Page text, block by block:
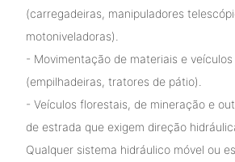
(carregadeiras, manipuladores
motoniveladoras).
- Movimentação de materiais e
(empilhadeiras, tratores de pátio).
- Veículos florestais, de mineração e
de estrada que exigem direção
Qualquer sistema hidráulico móvel ou